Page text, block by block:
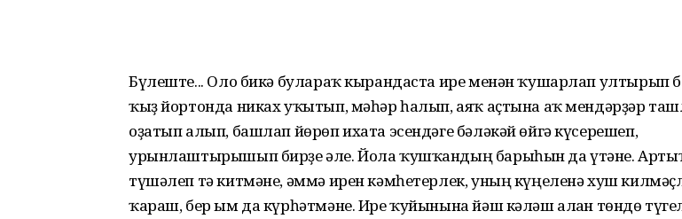
Бүлеште... Оло бикә булараҡ кырандаста ире менән ҡушарлап ултырып
ҡыҙ йортонда никах уҡытып, мәһәр һалып, аяҡ аҫтына аҡ мендәрҙәр
оҙатып алып, башлап йөрөп ихата эсендәге бәләкәй өйгә күсерешеп,
урынлаштырышып бирҙе әле. Йола ҡушҡандың барыһын да үтәне.
түшәлеп тә китмәне, әммә ирен кәмһетерлек, уның күңеленә хуш
ҡараш, бер ым да күрһәтмәне. Ире ҡуйынына йәш кәләш алған төндө